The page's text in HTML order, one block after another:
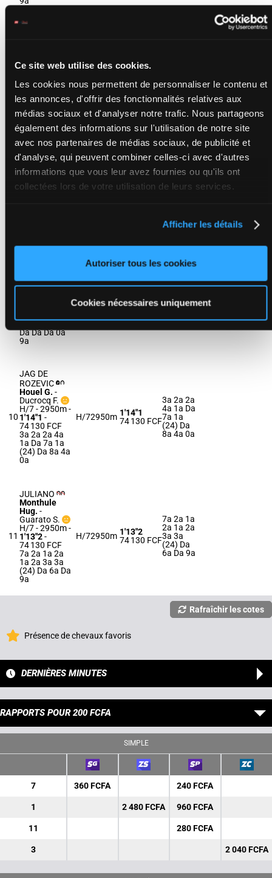
Ce site web utilise des cookies.
Les cookies nous permettent de personnaliser le contenu et
les annonces, d'offrir des fonctionnalités relatives aux
médias sociaux et d'analyser notre trafic. Nous partageons
également des informations sur l'utilisation de notre site
avec nos partenaires de médias sociaux, de publicité et
d'analyse, qui peuvent combiner celles-ci avec d'autres
informations que vous leur avez fournies ou qu'ils ont
collectées lors de votre utilisation de leurs services.
Afficher les détails
Autoriser tous les cookies
Cookies nécessaires uniquement
H/7 - 2950m
1'11"4-
3a 1a Aa 4a
(24) 5a 1a Da
1a
1'11"4
(24) 5a
1a Da 1a
JAFF DE
MESLAY
Bonne D.-
Bonne D.
1'13"3-
H/7 2950m 73 890 FCF
6m 0a
Dm Dm
8a 0a 0m
Bigeon Ch.
H/7 - 2950m-
1a 1a Da (24)
Da Da Da 0a
9a
H/7 2950m 73 960 FCF
Da 9a 5a
Da 1a 1a
Da (24)
Da Da Da
10
JAG DE
ROZEVIC
Houel G. -
Ducrocq F.
H/7 - 2950m-
1'14"1 -
74 130 FCF
3a 2a 2a 4a
1a Da 7a 1a
(24) Da 8a 4a
0a
H/72950m 1'14"1
74 130 FCF
3a 2a 2a
4a 1a Da
7a 1a
(24) Da
8a 4a 0a
11
JULIANO
Monthule
Hug. -
Guarato S.
H/7 - 2950m-
1'13"2-
74 130 FCF
7a 2a 1a 2a
1a 2a 3a 3a
(24) Da 6a Da
9a
H/72950m 1'13"2
74 130 FCF
7a 2a 1a
2a 1a 2a
3a 3a
(24) Da
6a Da 9a
Rafraîchir les cotes
Présence de chevaux favoris
DERNIÈRES MINUTES
RAPPORTS POUR 200 FCFA
SIMPLE
7 360 FCFA 240 FCFA
1 2 480 FCFA 960 FCFA
11 280 FCFA
3 2 040 FCFA